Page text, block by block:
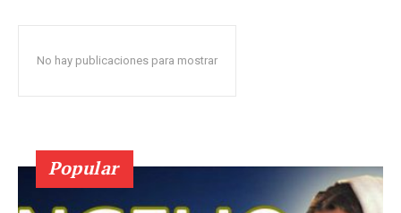
No hay publicaciones para mostrar
Popular